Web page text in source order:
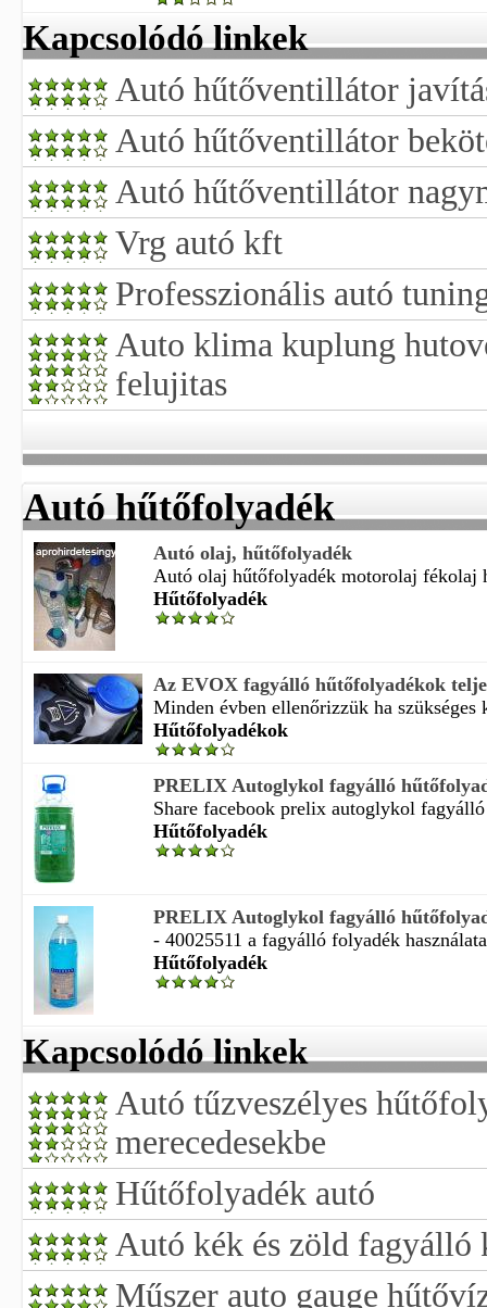
Kapcsolódó linkek
Autó hűtőventillátor
Autó hűtőventillátor
Autó hűtőventillátor
Vrg autó kft
Professzionális autó
Auto klima kuplung
felujitas
Autó hűtőfolyadék
Autó olaj, hűtőfolyadék
Autó olaj hűtőfolyadék motorolaj fékolaj
Hűtőfolyadék
Az EVOX fagyálló hűtőfolyadékok
Minden évben ellenőrizzük ha
Hűtőfolyadékok
PRELIX Autoglykol fagyálló
Share facebook prelix autoglykol
Hűtőfolyadék
PRELIX Autoglykol fagyálló
- 40025511 a fagyálló folyadék
Hűtőfolyadék
Kapcsolódó linkek
Autó tűzveszélyes
merecedesekbe
Hűtőfolyadék autó
Autó kék és zöld fagyálló
Műszer auto gauge